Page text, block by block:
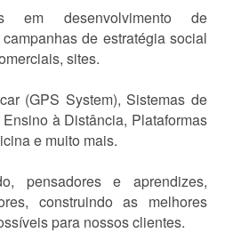
em desenvolvimento de
de estratégia social
sites.
(GPS System), Sistemas de
à Distância, Plataformas
e muito mais.
pensadores e aprendizes,
construindo as melhores
para nossos clientes.